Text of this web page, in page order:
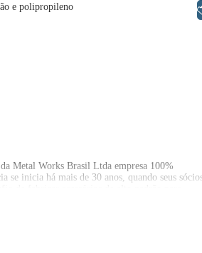
e polipropileno
Metal Works Brasil Ltda empresa 100%
se inicia há mais de 30 anos, quando seus